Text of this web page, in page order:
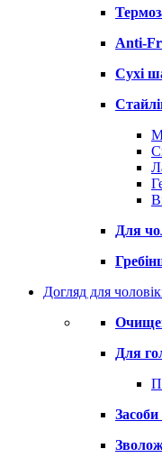
Anti-
Сухі
Для
Догляд для
Для
Засоби